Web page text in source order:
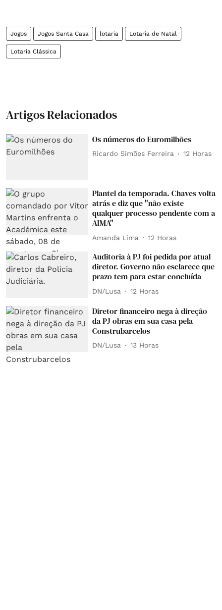
Jogos Jogos Santa Casa lotaria Lotaria de Natal
Lotaria Clássica
Artigos Relacionados
Os números do Euromilhões
Ricardo Simões Ferreira 12 Horas
Plantel da temporada. Chaves volta
atrás e diz que "não existe
qualquer processo pendente com a
AIMA"
Amanda Lima 12 Horas
Auditoria à PJ foi pedida por atual
diretor. Governo não esclarece que
prazo tem para estar concluída
DN/Lusa 12 Horas
Diretor financeiro nega à direção
da PJ obras em sua casa pela
Construbarcelos
DN/Lusa 13 Horas